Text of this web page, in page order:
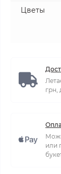
Цветы
грн,
или